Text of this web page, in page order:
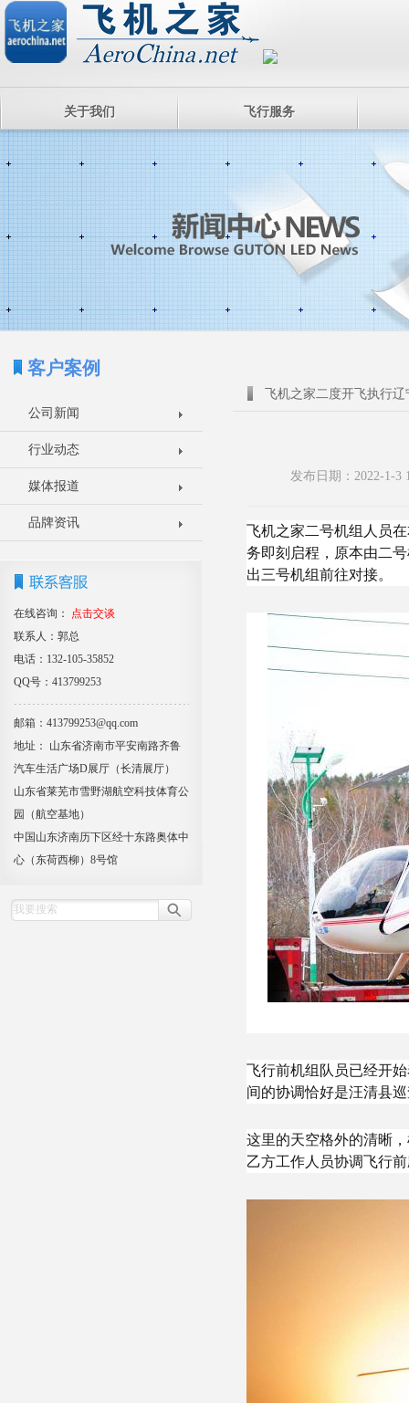
关于我们 飞行服务
客户案例
公司新闻
行业动态
媒体报道
品牌资讯
在线咨询：
点击交谈
联系人：郭总
电话：132-105-35852
QQ号：413799253
邮箱：413799253@qq.com
地址： 山东省济南市平安南路齐鲁
汽车生活广场D展厅（长清展厅）
山东省莱芜市雪野湖航空科技体育公
园（航空基地）
中国山东济南历下区经十东路奥体中
心（东荷西柳）8号馆
飞机之家二度开飞执行
发布日期：2022-1-
飞机之家二号机组人员
务即刻启程，原本由二
出三号机组前往对接。
飞行前机组队员已经开
间的协调恰好是汪清县
这里的天空格外的清晰
乙方工作人员协调飞行